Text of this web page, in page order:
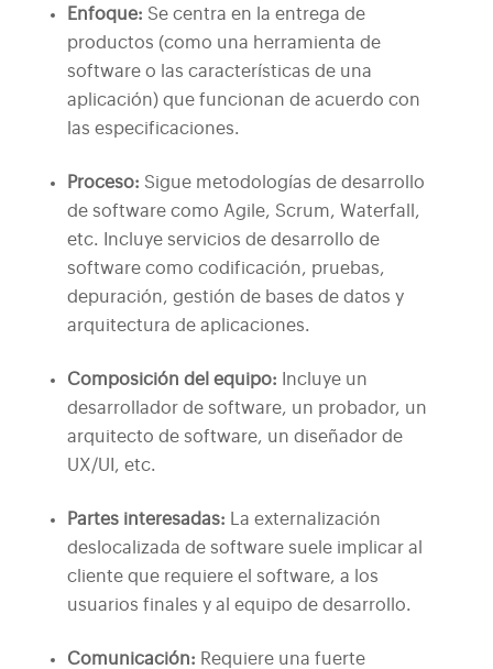
Enfoque: Se centra en la entrega de
productos (como una herramienta de
software o las características de una
aplicación) que funcionan de acuerdo con
las especificaciones.
Proceso: Sigue metodologías de desarrollo
de software como Agile, Scrum, Waterfall,
etc. Incluye servicios de desarrollo de
software como codificación, pruebas,
depuración, gestión de bases de datos y
arquitectura de aplicaciones.
Composición del equipo:
Incluye un
desarrollador de software, un probador, un
arquitecto de software, un diseñador de
UX/UI, etc.
Partes interesadas:
La externalización
deslocalizada de software suele implicar al
cliente que requiere el software, a los
usuarios finales y al equipo de desarrollo.
Comunicación: Requiere una fuerte